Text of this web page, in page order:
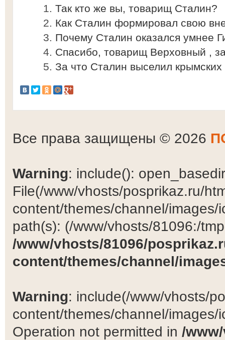
Так кто же вы, товарищ Сталин?
Как Сталин формировал свою
Почему Сталин оказался умнее
Спасибо, товарищ Верховный ,
За что Сталин выселил крымских
Все права защищены © 2026
Warning: include():
File(/www/vhosts/posprikaz.ru/
content/themes/channel/
path(s): (/www/vhosts/81096:/
/www/vhosts/81096/
content/themes/channel/
Warning: include(/www/vhosts/
content/themes/channel/
Operation not permitted in /